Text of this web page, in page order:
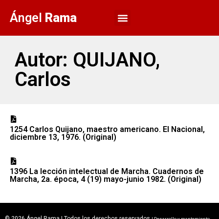
Ángel Rama
Autor: QUIJANO,
Carlos
1254 Carlos Quijano, maestro americano. El Nacional,
diciembre 13, 1976. (Original)
1396 La lección intelectual de Marcha. Cuadernos de
Marcha, 2a. época, 4 (19) mayo-junio 1982. (Original)